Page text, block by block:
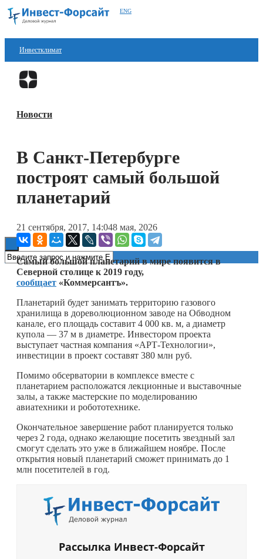
ENG
Инвестклимат
Финансы
Блокчейн
Новости
В Санкт-Петербурге
построят самый большой
планетарий
21 сентября, 2017, 14:048 мая, 2026
Самый большой планетарий в мире появится в
Северной столице к 2019 году,
сообщает «Коммерсантъ».
Планетарий будет занимать территорию газового
хранилища в дореволюционном заводе на Обводном
канале, его площадь составит 4 000 кв. м, а диаметр
купола — 37 м в диаметре. Инвестором проекта
выступает частная компания «АРТ-Технологии»,
инвестиции в проект составят 380 млн руб.
Помимо обсерватории в комплексе вместе с
планетарием расположатся лекционные и выставочные
залы, а также мастерские по моделированию
авиатехники и робототехнике.
Окончательное завершение работ планируется только
через 2 года, однако желающие посетить звездный зал
смогут сделать это уже в ближайшем ноябре. После
открытия новый планетарий сможет принимать до 1
млн посетителей в год.
Рассылка Инвест-Форсайт